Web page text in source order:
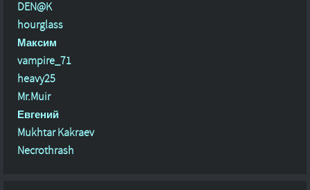
DEN@K
hourglass
Максим
vampire_71
heavy25
Mr.Muir
Евгений
Mukhtar Kakraev
Necrothrash